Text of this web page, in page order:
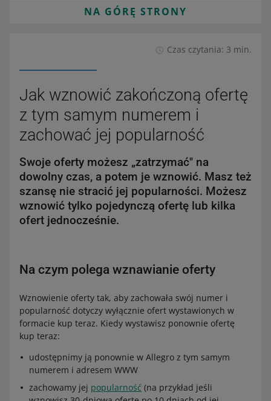
NA GÓRĘ STRONY
Czas czytania: 3 min.
Jak wznowić zakończoną ofertę
z tym samym numerem i
zachować jej popularność
Swoje oferty możesz „zatrzymać" na
dowolny czas, a potem je wznowić. Masz też
szansę nie stracić jej popularności. Możesz
wznowić tylko pojedynczą ofertę lub kilka
ofert jednocześnie.
Na czym polega wznawianie oferty
Wznowienie oferty tak, aby zachowała swój numer i
popularność dotyczy wyłącznie ofert wystawionych w
formacie kup teraz. Kiedy wystawisz ponownie ofertę
kup teraz:
udostępnimy ją ponownie w Allegro z tym samym
numerem i adresem WWW
zachowamy jej popularność (na przykład jeśli